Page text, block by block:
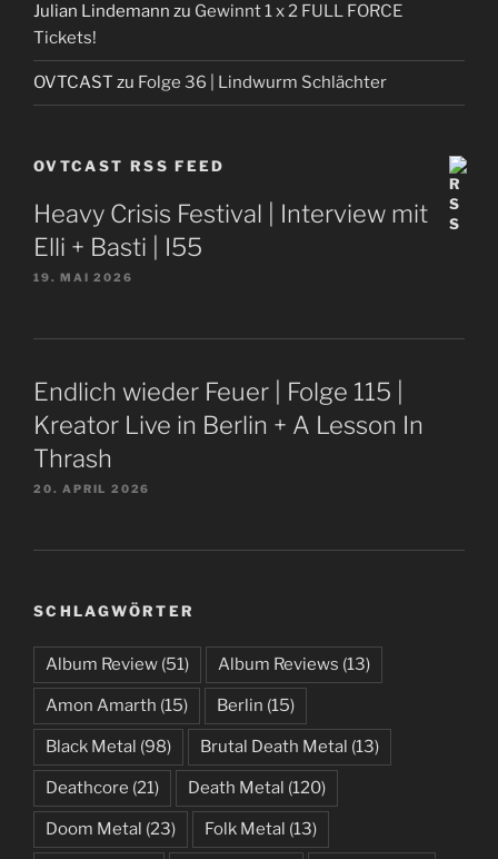
Julian Lindemann zu Gewinnt 1 x 2 FULL FORCE
Tickets!
OVTCAST zu Folge 36 | Lindwurm Schlächter
OVTCAST RSS FEED
Heavy Crisis Festival | Interview mit
Elli + Basti | I55
19. MAI 2026
Endlich wieder Feuer | Folge 115 |
Kreator Live in Berlin + A Lesson In
Thrash
20. APRIL 2026
SCHLAGWÖRTER
Album Review (51) Album Reviews (13)
Amon Amarth (15) Berlin (15)
Black Metal (98) Brutal Death Metal (13)
Deathcore (21) Death Metal (120)
Doom Metal (23) Folk Metal (13)